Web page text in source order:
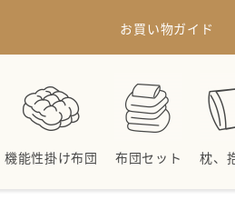
お買い物ガイド
機能性掛け布団 布団セット 枕、